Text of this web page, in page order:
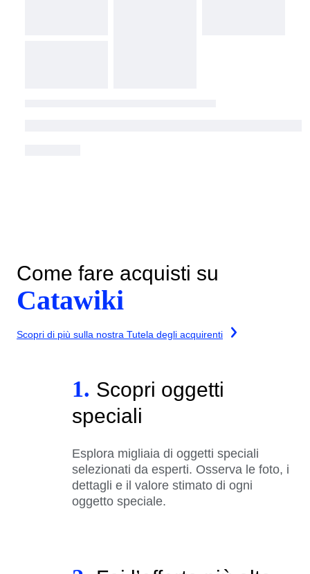
Come fare acquisti su
Catawiki
Scopri di più sulla nostra Tutela degli acquirenti
1. Scopri oggetti
speciali
Esplora migliaia di oggetti speciali
selezionati da esperti. Osserva le foto, i
dettagli e il valore stimato di ogni
oggetto speciale.